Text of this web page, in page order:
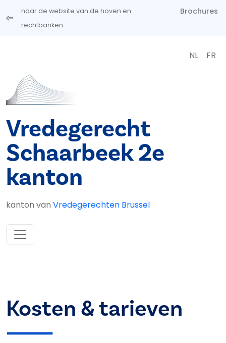
Overslaan en naar de inhoud gaan
naar de website van de hoven en
rechtbanken
Brochures
NL FR
Vredegerecht
Schaarbeek 2e
kanton
kanton van Vredegerechten Brussel
Kosten & tarieven